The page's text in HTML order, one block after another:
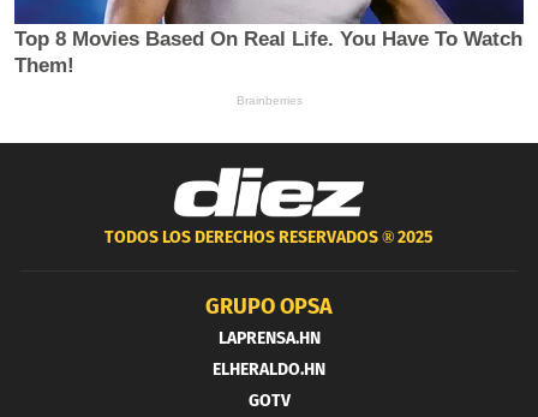
TODOS LOS DERECHOS RESERVADOS ®2025
GRUPO OPSA
LAPRENSA.HN
ELHERALDO.HN
GOTV